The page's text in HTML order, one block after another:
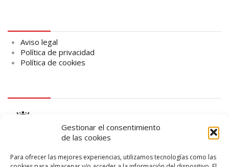
Gestionar el consentimiento
de las cookies
Para ofrecer las mejores experiencias, utilizamos tecnologías como las
Aviso legal
Política de privacidad
Política de cookies